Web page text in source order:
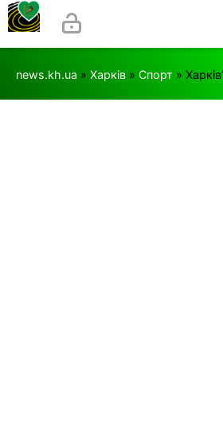
news.kh.ua » Харків » Спорт »